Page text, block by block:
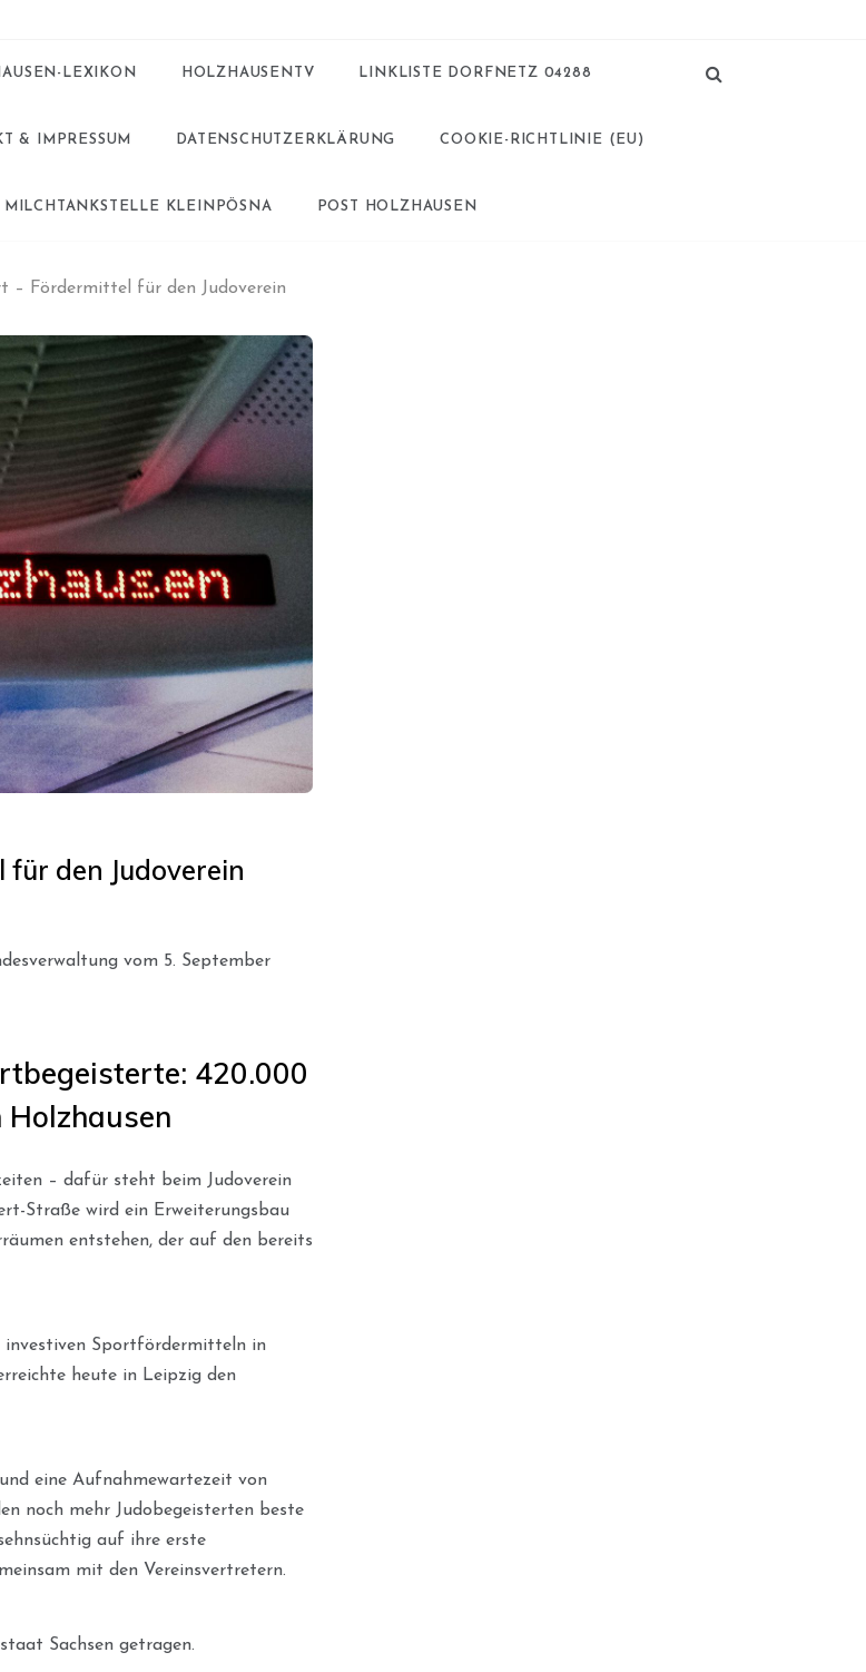
LEXIKON HOLZHAUSENTV LINKLISTE DORFNETZ 04288
& IMPRESSUM DATENSCHUTZERKLÄRUNG COOKIE-RICHTLINIE (EU)
MILCHTANKSTELLE KLEINPÖSNA POST HOLZHAUSEN
– Fördermittel für den Judoverein
den Judoverein
vom 5. September
420.000
– dafür steht beim Judoverein
Straße wird ein Erweiterungsbau
entstehen, der auf den bereits
investiven Sportfördermitteln in
heute in Leipzig den
eine Aufnahmewartezeit von
noch mehr Judobegeisterten beste
auf ihre erste
mit den Vereinsvertretern.
Sachsen getragen.